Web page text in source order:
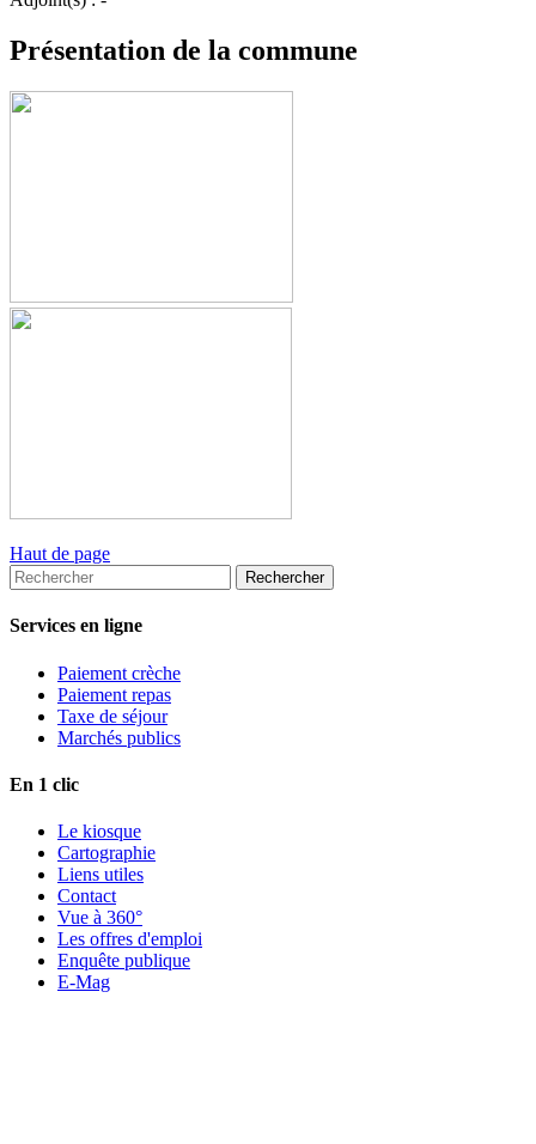
Présentation de la commune
Haut de page
Services en ligne
Paiement crèche
Paiement repas
Taxe de séjour
Marchés publics
En 1 clic
Le kiosque
Cartographie
Liens utiles
Contact
Vue à 360°
Les offres d'emploi
Enquête publique
E-Mag